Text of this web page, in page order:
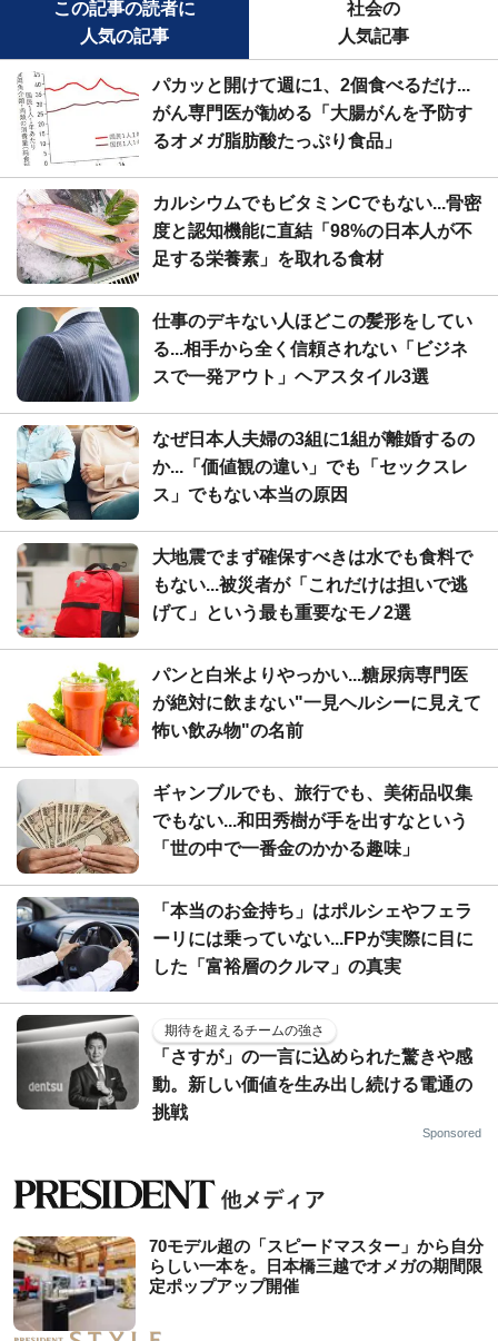
この記事の読者に
人気の記事
社会の
人気記事
パカッと開けて週に1、2個食べるだけ...
がん専門医が勧める「大腸がんを予防す
るオメガ脂肪酸たっぷり食品」
カルシウムでもビタミンCでもない...骨密
度と認知機能に直結「98%の日本人が不
足する栄養素」を取れる食材
仕事のデキない人ほどこの髪形をしてい
る...相手から全く信頼されない「ビジネ
スで一発アウト」ヘアスタイル3選
なぜ日本人夫婦の3組に1組が離婚するの
か...「価値観の違い」でも「セックスレ
ス」でもない本当の原因
大地震でまず確保すべきは水でも食料で
もない...被災者が「これだけは担いで逃
げて」という最も重要なモノ2選
パンと白米よりやっかい...糖尿病専門医
が絶対に飲まない"一見ヘルシーに見えて
怖い飲み物"の名前
ギャンブルでも、旅行でも、美術品収集
でもない...和田秀樹が手を出すなという
「世の中で一番金のかかる趣味」
「本当のお金持ち」はポルシェやフェラ
ーリには乗っていない...FPが実際に目に
した「富裕層のクルマ」の真実
期待を超えるチームの強さ
「さすが」の一言に込められた驚きや感
動。新しい価値を生み出し続ける電通の
挑戦
Sponsored
70モデル超の「スピードマスター」から自分
らしい一本を。日本橋三越でオメガの期間限
定ポップアップ開催